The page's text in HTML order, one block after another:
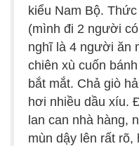
kiểu Nam Bộ.
(mình đi 2 người
nghĩ là 4 người ăn
chiên xù cuốn
bắt mắt. Chả giò
hơi nhiều dầu xíu.
lan can nhà hàng,
mùn dậy lên rất rõ,